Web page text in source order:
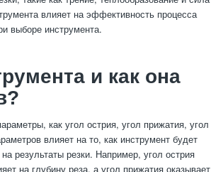
влияет на эффективность процесса
выборе инструмента.
и как она
как угол острия, угол прижатия, угол
влияет на то, как инструмент будет
результаты резки. Например, угол острия
на глубину реза, а угол прижатия оказывает